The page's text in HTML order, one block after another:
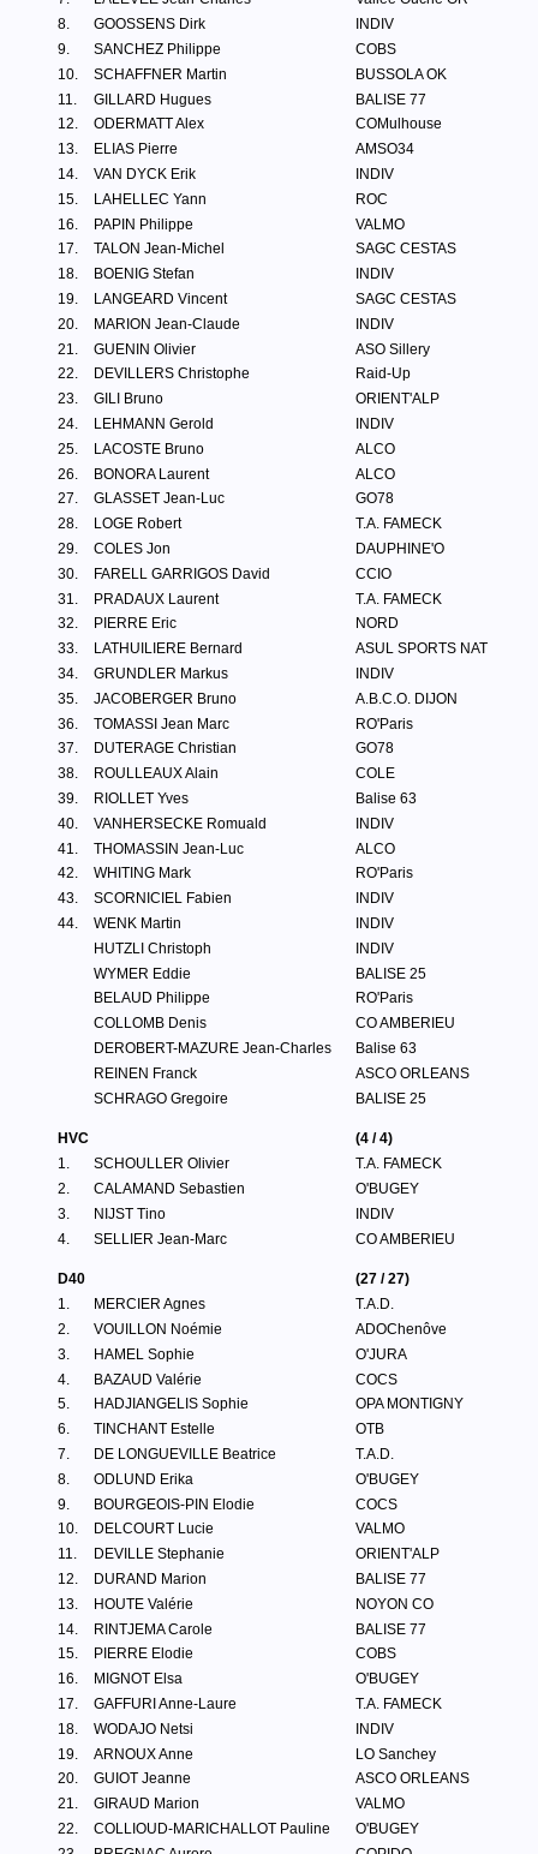
8.
GOOSSENS Dirk
INDIV
9.
SANCHEZ Philippe
COBS
10.
SCHAFFNER Martin
BUSSOLA OK
11.
GILLARD Hugues
BALISE 77
12.
ODERMATT Alex
COMulhouse
13.
ELIAS Pierre
AMSO34
14.
VAN DYCK Erik
INDIV
15.
LAHELLEC Yann
ROC
16.
PAPIN Philippe
VALMO
17.
TALON Jean-Michel
SAGC CESTAS
18.
BOENIG Stefan
INDIV
19.
LANGEARD Vincent
SAGC CESTAS
20.
MARION Jean-Claude
INDIV
21.
GUENIN Olivier
ASO Sillery
22.
DEVILLERS Christophe
Raid-Up
23.
GILI Bruno
ORIENT'ALP
24.
LEHMANN Gerold
INDIV
25.
LACOSTE Bruno
ALCO
26.
BONORA Laurent
ALCO
27.
GLASSET Jean-Luc
GO78
28.
LOGE Robert
T.A. FAMECK
29.
COLES Jon
DAUPHINE'O
30.
FARELL GARRIGOS David
CCIO
31.
PRADAUX Laurent
T.A. FAMECK
32.
PIERRE Eric
NORD
33.
LATHUILIERE Bernard
ASUL SPORTS NAT
34.
GRUNDLER Markus
INDIV
35.
JACOBERGER Bruno
A.B.C.O. DIJON
36.
TOMASSI Jean Marc
RO'Paris
37.
DUTERAGE Christian
GO78
38.
ROULLEAUX Alain
COLE
39.
RIOLLET Yves
Balise 63
40.
VANHERSECKE Romuald
INDIV
41.
THOMASSIN Jean-Luc
ALCO
42.
WHITING Mark
RO'Paris
43.
SCORNICIEL Fabien
INDIV
44.
WENK Martin
INDIV
HUTZLI Christoph
INDIV
WYMER Eddie
BALISE 25
BELAUD Philippe
RO'Paris
COLLOMB Denis
CO AMBERIEU
DEROBERT-MAZURE Jean-Charles
Balise 63
REINEN Franck
ASCO ORLEANS
SCHRAGO Gregoire
BALISE 25
HVC
(4 / 4)
1.
SCHOULLER Olivier
T.A. FAMECK
2.
CALAMAND Sebastien
O'BUGEY
3.
NIJST Tino
INDIV
4.
SELLIER Jean-Marc CO AMBERIEU
D40
(27 / 27)
1.
MERCIER Agnes
T.A.D.
2.
VOUILLON Noémie
ADOChenôve
3.
HAMEL Sophie
O'JURA
4.
BAZAUD Valérie
COCS
5.
HADJIANGELIS Sophie
OPA MONTIGNY
6.
TINCHANT Estelle
OTB
7.
DE LONGUEVILLE Beatrice
T.A.D.
8.
ODLUND Erika
O'BUGEY
9.
BOURGEOIS-PIN Elodie
COCS
10.
DELCOURT Lucie
VALMO
11.
DEVILLE Stephanie
ORIENT'ALP
12.
DURAND Marion
BALISE 77
13.
HOUTE Valérie
NOYON CO
14.
RINTJEMA Carole
BALISE 77
15.
PIERRE Elodie
COBS
16.
MIGNOT Elsa
O'BUGEY
17.
GAFFURI Anne-Laure
T.A. FAMECK
18.
WODAJO Netsi
INDIV
19.
ARNOUX Anne
LO Sanchey
20.
GUIOT Jeanne
ASCO ORLEANS
21.
GIRAUD Marion
VALMO
22.
COLLIOUD-MARICHALLOT Pauline
O'BUGEY